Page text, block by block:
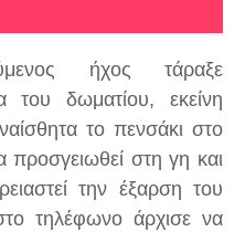
ήχος τάραξε
του δωματίου, εκείνη
το πενσάκι στο
προσγειωθεί στη γη και
την έξαρση του
τηλέφωνο άρχισε να